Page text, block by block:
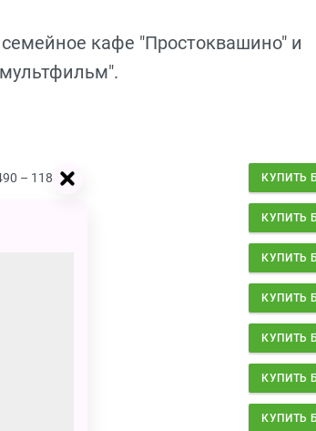
кафе "Простоквашино" и
– 1185 ₽ КУПИТЬ
КУПИТЬ
КУПИТЬ
КУПИТЬ
КУПИТЬ
КУПИТЬ
КУПИТЬ